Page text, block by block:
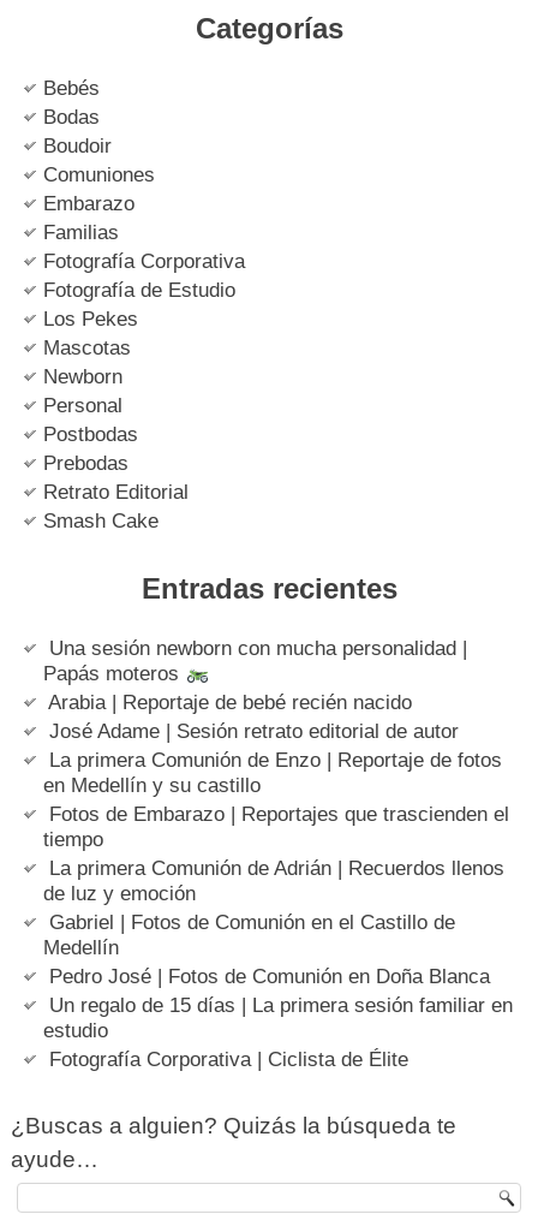
Categorías
Bebés
Bodas
Boudoir
Comuniones
Embarazo
Familias
Fotografía Corporativa
Fotografía de Estudio
Los Pekes
Mascotas
Newborn
Personal
Postbodas
Prebodas
Retrato Editorial
Smash Cake
Entradas recientes
Una sesión newborn con mucha personalidad |
Papás moteros
Arabia | Reportaje de bebé recién nacido
José Adame | Sesión retrato editorial de autor
La primera Comunión de Enzo | Reportaje de fotos
en Medellín y su castillo
Fotos de Embarazo | Reportajes que trascienden el
tiempo
La primera Comunión de Adrián | Recuerdos llenos
de luz y emoción
Gabriel | Fotos de Comunión en el Castillo de
Medellín
Pedro José | Fotos de Comunión en Doña Blanca
Un regalo de 15 días | La primera sesión familiar en
estudio
Fotografía Corporativa | Ciclista de Élite
¿Buscas a alguien? Quizás la búsqueda te
ayude…